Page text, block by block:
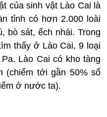
của sinh vật Lào Cai là
tỉnh có hơn 2.000 loài
bò sát, ếch nhái. Trong
thấy ở Lào Cai, 9 loại
Lào Cai có kho tàng
(chiếm tới gần 50% số
ở nước ta).